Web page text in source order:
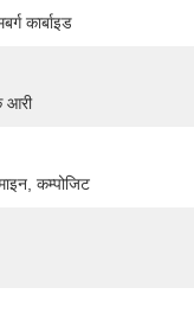
कार्बाइड
आरी
कम्पोजिट